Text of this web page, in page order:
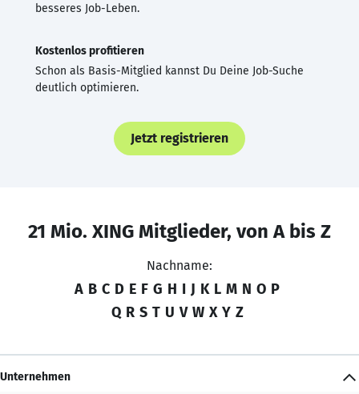
besseres Job-Leben.
Kostenlos profitieren
Schon als Basis-Mitglied kannst Du Deine Job-Suche
deutlich optimieren.
Jetzt registrieren
21 Mio. XING Mitglieder, von A bis Z
Nachname:
A B C D E F G H I J K L M N O P
Q R S T U V W X Y Z
Unternehmen